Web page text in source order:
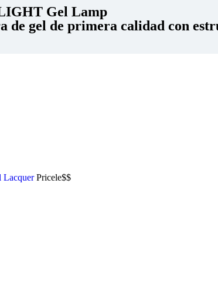
Gel Lamp
de gel de primera calidad con
LacquerPricele$$